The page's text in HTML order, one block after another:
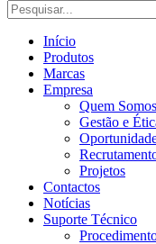
Início
Produtos
Marcas
Empresa
Quem Somos
Gestão e
Projetos
Contactos
Notícias
Suporte Técnico